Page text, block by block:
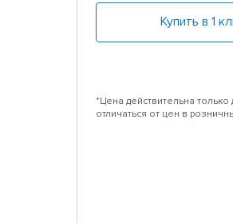
Купить в 1
*Цена действительна
отличаться от цен в